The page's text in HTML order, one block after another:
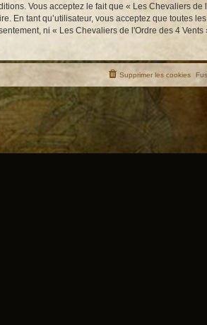
Vous acceptez le fait que « Les Chevaliers de
En tant qu’utilisateur, vous acceptez que toutes
ni « Les Chevaliers de l'Ordre des 4 Vents
Supprimer les cookies